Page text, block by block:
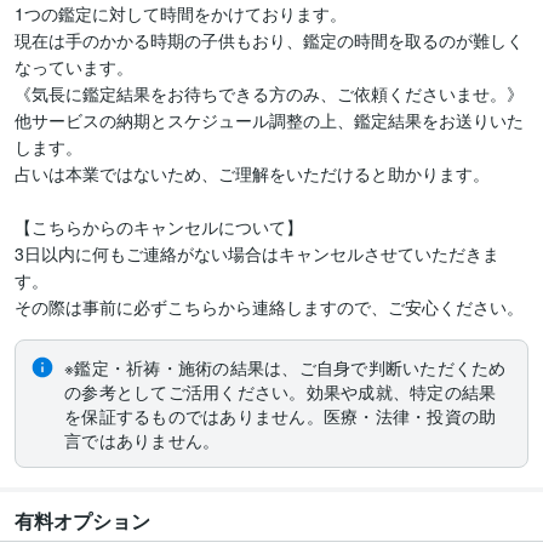
1つの鑑定に対して時間をかけております。
現在は手のかかる時期の子供もおり、鑑定の時間を取るのが難しく
なっています。
《気長に鑑定結果をお待ちできる方のみ、ご依頼くださいませ。》
他サービスの納期とスケジュール調整の上、鑑定結果をお送りいた
します。
占いは本業ではないため、ご理解をいただけると助かります。
【こちらからのキャンセルについて】
3日以内に何もご連絡がない場合はキャンセルさせていただきま
す。
その際は事前に必ずこちらから連絡しますので、ご安心ください。
※鑑定・祈祷・施術の結果は、ご自身で判断いただくため
の参考としてご活用ください。効果や成就、特定の結果
を保証するものではありません。医療・法律・投資の助
言ではありません。
有料オプション